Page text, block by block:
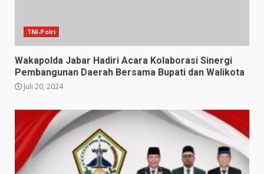
TNI-Polri
Wakapolda Jabar Hadiri Acara Kolaborasi Sinergi
Pembangunan Daerah Bersama Bupati dan Walikota
Juli 20, 2024